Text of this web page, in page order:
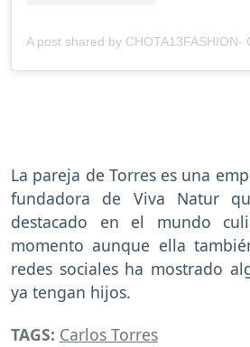
La pareja de Torres es una
fundadora de Viva Natur
destacado en el mundo
momento aunque ella
redes sociales ha mostrado
ya tengan hijos.
TAGS: Carlos Torres